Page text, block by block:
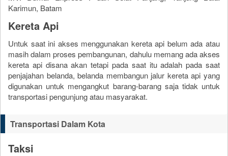
Karimun, Batam
Kereta Api
Untuk saat ini akses menggunakan kereta api belum ada atau
masih dalam proses pembangunan, dahulu memang ada akses
kereta api disana akan tetapi pada saat itu adalah pada saat
penjajahan belanda, belanda membangun jalur kereta api yang
digunakan untuk mengangkut barang-barang saja tidak untuk
transportasi pengunjung atau masyarakat.
Transportasi Dalam Kota
Taksi